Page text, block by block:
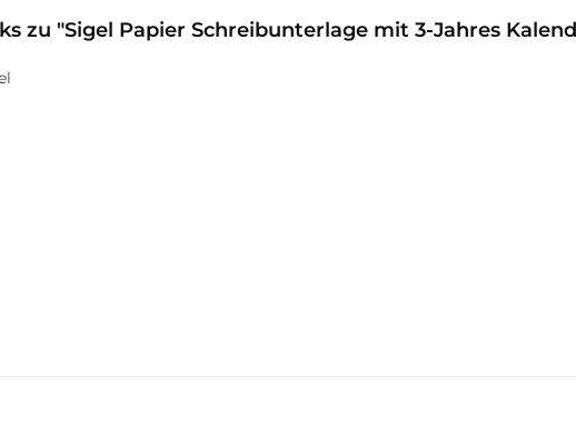
zu "Sigel Papier Schreibunterlage mit 3-Jahres